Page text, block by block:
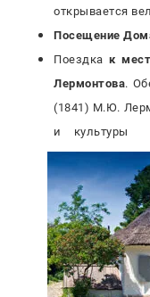
открывается
Посещение
Поездкак
Лермонтова.
(1841) М.Ю.
и культуры